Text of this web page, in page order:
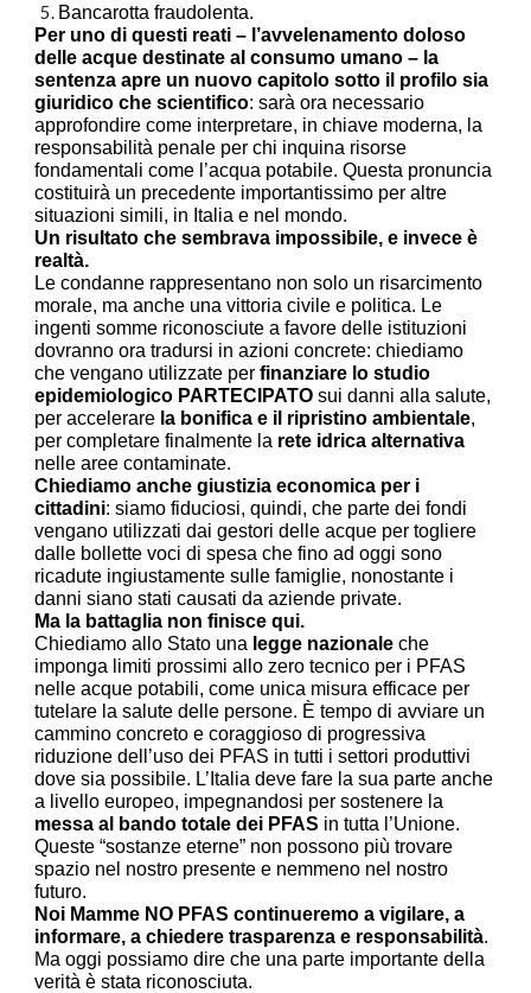
Bancarotta fraudolenta.
Per uno di questi reati – l’avvelenamento doloso
delle acque destinate al consumo umano – la
sentenza apre un nuovo capitolo sotto il profilo sia
giuridico che scientifico: sarà ora necessario
approfondire come interpretare, in chiave moderna, la
responsabilità penale per chi inquina risorse
fondamentali come l’acqua potabile. Questa pronuncia
costituirà un precedente importantissimo per altre
situazioni simili, in Italia e nel mondo.
Un risultato che sembrava impossibile, e invece è
realtà.
Le condanne rappresentano non solo un risarcimento
morale, ma anche una vittoria civile e politica. Le
ingenti somme riconosciute a favore delle istituzioni
dovranno ora tradursi in azioni concrete: chiediamo
che vengano utilizzate perfinanziare lo studio
epidemiologico PARTECIPATO sui danni alla salute,
per accelerare la bonifica e il ripristino ambientale,
per completare finalmente la rete idrica alternativa
nelle aree contaminate.
Chiediamo anche giustizia economica per i
cittadini: siamo fiduciosi, quindi, che parte dei fondi
vengano utilizzati dai gestori delle acque per togliere
dalle bollette voci di spesa che fino ad oggi sono
ricadute ingiustamente sulle famiglie, nonostante i
danni siano stati causati da aziende private.
Ma la battaglia non finisce qui.
Chiediamo allo Stato una legge nazionale che
imponga limiti prossimi allo zero tecnico per i PFAS
nelle acque potabili, come unica misura efficace per
tutelare la salute delle persone. È tempo di avviare un
cammino concreto e coraggioso di progressiva
riduzione dell’uso dei PFAS in tutti i settori produttivi
dove sia possibile. L’Italia deve fare la sua parte anche
a livello europeo, impegnandosi per sostenere la
messa al bando totale dei PFAS in tutta l’Unione.
Queste “sostanze eterne” non possono più trovare
spazio nel nostro presente e nemmeno nel nostro
futuro.
Noi Mamme NO PFAS continueremo a vigilare, a
informare, a chiedere trasparenza e responsabilità.
Ma oggi possiamo dire che una parte importante della
verità è stata riconosciuta.